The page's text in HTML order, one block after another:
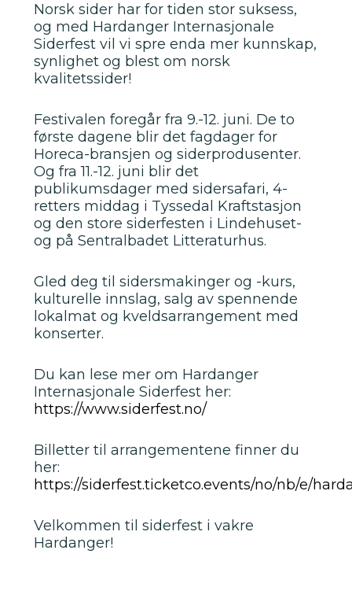
Norsk sider har for tiden stor suksess,
og med Hardanger Internasjonale
Siderfest vil vi spre enda mer kunnskap,
synlighet og blest om norsk
kvalitetssider!
Festivalen foregår fra 9.-12. juni. De to
første dagene blir det fagdager for
Horeca-bransjen og siderprodusenter.
Og fra 11.-12. juni blir det
publikumsdager med sidersafari, 4-
retters middag i Tyssedal Kraftstasjon
og den store siderfesten i Lindehuset-
og på Sentralbadet Litteraturhus.
Gled deg til sidersmakinger og -kurs,
kulturelle innslag, salg av spennende
lokalmat og kveldsarrangement med
konserter.
Du kan lese mer om Hardanger
Internasjonale Siderfest her:
https://www.siderfest.no/
Billetter til arrangementene finner du
her:
https://siderfest.ticketco.events/no/nb/e/
Velkommen til siderfest i vakre
Hardanger!